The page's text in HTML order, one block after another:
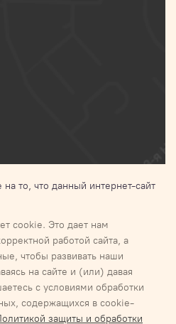
cookie. Это дает нам
работой сайта, а
чтобы развивать наши
на сайте и (или) давая
с условиями обработки
содержащихся в cookie-
защиты и обработки
то, что данный интернет-сайт
Статьи 437 п.2 Гражданского
получения подробной
указанных товаров и (или)
обращайтесь к менеджеру